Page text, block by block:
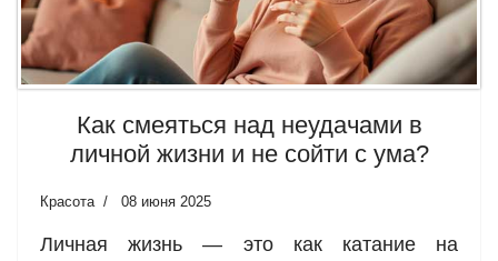
Как смеяться над неудачами в
личной жизни и не сойти с ума?
Красота 08 июня 2025
Личная жизнь — это как катание на